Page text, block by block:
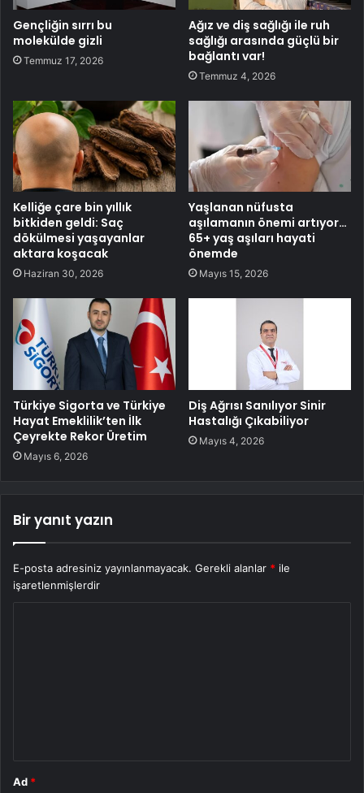
Gençliğin sırrı bu
molekülde gizli
Temmuz 17, 2026
Ağız ve diş sağlığı ile ruh
sağlığı arasında güçlü bir
bağlantı var!
Temmuz 4, 2026
Kelliğe çare bin yıllık
bitkiden geldi: Saç
dökülmesi yaşayanlar
aktara koşacak
Haziran 30, 2026
Yaşlanan nüfusta
aşılamanın önemi artıyor…
65+ yaş aşıları hayati
önemde
Mayıs 15, 2026
Türkiye Sigorta ve Türkiye
Hayat Emeklilik’ten İlk
Çeyrekte Rekor Üretim
Mayıs 6, 2026
Diş Ağrısı Sanılıyor Sinir
Hastalığı Çıkabiliyor
Mayıs 4, 2026
Bir yanıt yazın
E-posta adresiniz yayınlanmayacak. Gerekli alanlar * ile
işaretlenmişlerdir
Ad *